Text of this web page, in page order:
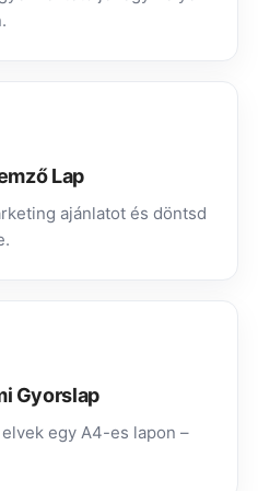
Lap
ajánlatot és döntsd
Gyorslap
egy A4-es lapon –